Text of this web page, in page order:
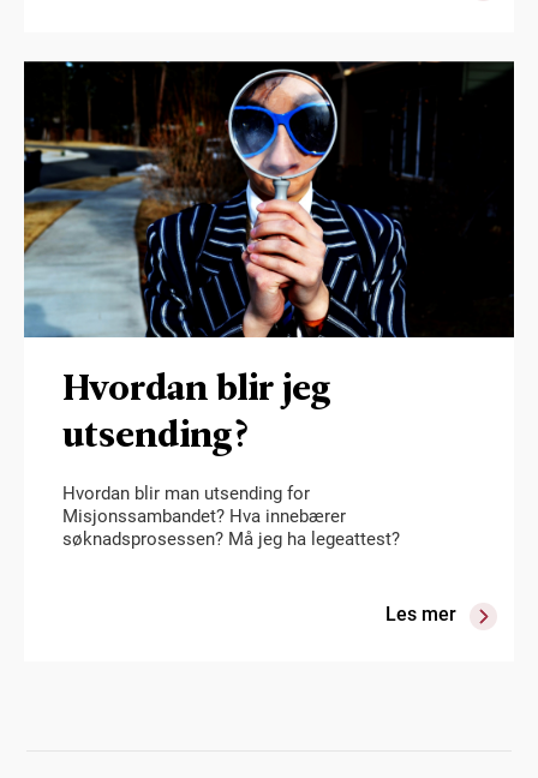
Hvordan blir jeg
utsending?
Hvordan blir man utsending for
Misjonssambandet? Hva innebærer
søknadsprosessen? Må jeg ha legeattest?
Les mer